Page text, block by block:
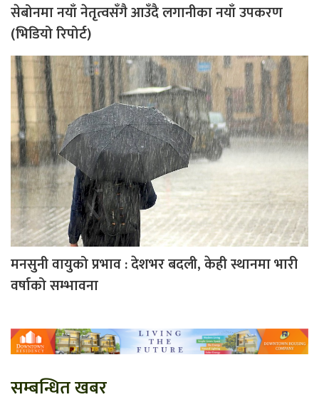
सेबोनमा नयाँ नेतृत्वसँगै आउँदै लगानीका नयाँ उपकरण
(भिडियो रिपोर्ट)
मनसुनी वायुको प्रभाव : देशभर बदली, केही स्थानमा भारी
वर्षाको सम्भावना
सम्बन्धित खबर